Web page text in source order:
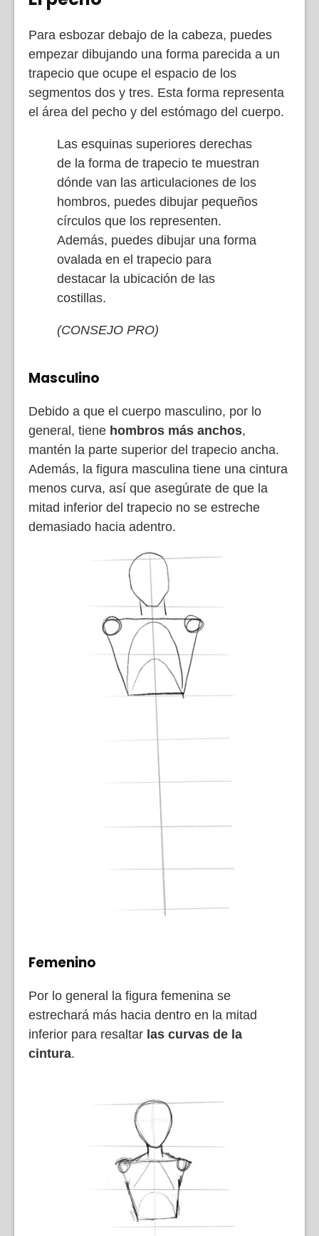
Para esbozar debajo de la cabeza, puedes
empezar dibujando una forma parecida a un
trapecio que ocupe el espacio de los
segmentos dos y tres. Esta forma representa
el área del pecho y del estómago del cuerpo.
Las esquinas superiores derechas
de la forma de trapecio te muestran
dónde van las articulaciones de los
hombros, puedes dibujar pequeños
círculos que los representen.
Además, puedes dibujar una forma
ovalada en el trapecio para
destacar la ubicación de las
costillas.
(CONSEJO PRO)
Masculino
Debido a que el cuerpo masculino, por lo
general, tiene hombros más anchos,
mantén la parte superior del trapecio ancha.
Además, la figura masculina tiene una cintura
menos curva, así que asegúrate de que la
mitad inferior del trapecio no se estreche
demasiado hacia adentro.
Femenino
Por lo general la figura femenina se
estrechará más hacia dentro en la mitad
inferior para resaltar las curvas de la
cintura.